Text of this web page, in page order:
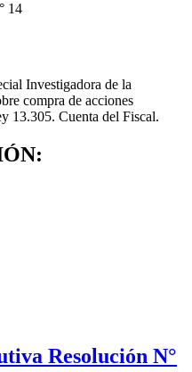
14
Investigadora de la
compra de acciones
13.305. Cuenta del Fiscal.
Resolución N°